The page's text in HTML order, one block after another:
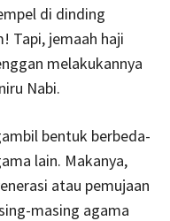
di dinding
Tapi, jemaah haji
melakukannya
Nabi.
bentuk berbeda-
lain. Makanya,
atau pemujaan
masing agama